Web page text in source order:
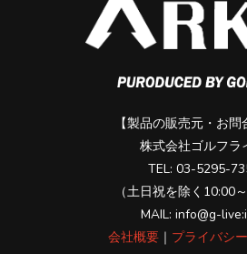
【製品の販売元・お問
株式会社ゴルフラ
TEL: 03-5295-
（土日祝を除く10:00
MAIL: info@g-
会社概要 ｜ プライバシ